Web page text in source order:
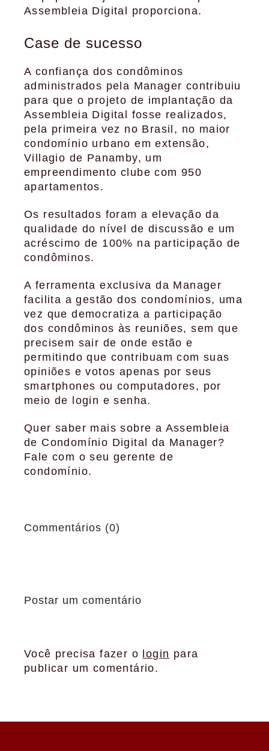
Assembleia Digital proporciona.
Case de sucesso
A confiança dos condôminos
administrados pela Manager contribuiu
para que o projeto de implantação da
Assembleia Digital fosse realizados,
pela primeira vez no Brasil, no maior
condomínio urbano em extensão,
Villagio de Panamby, um
empreendimento clube com 950
apartamentos.
Os resultados foram a elevação da
qualidade do nível de discussão e um
acréscimo de 100% na participação de
condôminos.
A ferramenta exclusiva da Manager
facilita a gestão dos condomínios, uma
vez que democratiza a participação
dos condôminos às reuniões, sem que
precisem sair de onde estão e
permitindo que contribuam com suas
opiniões e votos apenas por seus
smartphones ou computadores, por
meio de login e senha.
Quer saber mais sobre a Assembleia
de Condomínio Digital da Manager?
Fale com o seu gerente de
condomínio.
Commentários (0)
Postar um comentário
Você precisa fazer o login para
publicar um comentário.